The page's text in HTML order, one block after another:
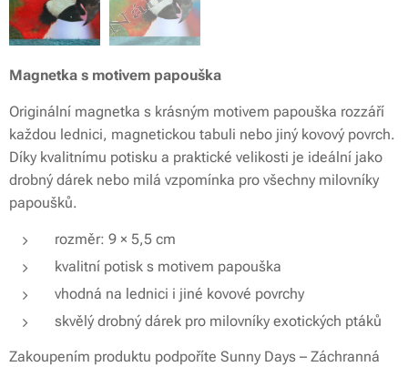
Magnetka s motivem papouška
Originální magnetka s krásným motivem papouška rozzáří
každou lednici, magnetickou tabuli nebo jiný kovový povrch.
Díky kvalitnímu potisku a praktické velikosti je ideální jako
drobný dárek nebo milá vzpomínka pro všechny milovníky
papoušků.
rozměr: 9 × 5,5 cm
kvalitní potisk s motivem papouška
vhodná na lednici i jiné kovové povrchy
skvělý drobný dárek pro milovníky exotických ptáků
Zakoupením produktu podpoříte Sunny Days – Záchranná